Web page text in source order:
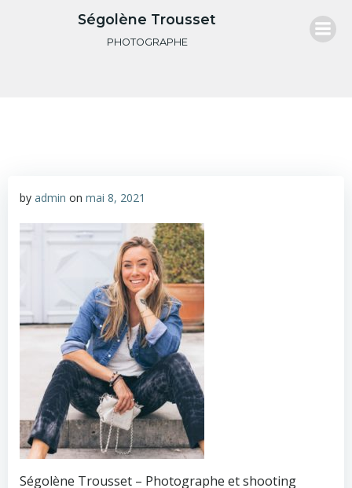
au
contenu
Ségolène Trousset
PHOTOGRAPHE
by admin on mai 8, 2021
Ségolène Trousset – Photographe et shooting